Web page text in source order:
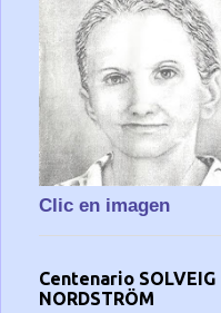
Clic en imagen
Centenario SOLVEIG
NORDSTRÖM